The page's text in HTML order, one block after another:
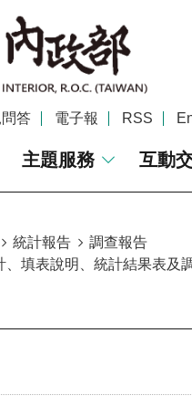
答 電子報 RSS
主題服務 互動
統計報告
調查報告
填表說明、統計結果表及